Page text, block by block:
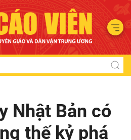
Nhật Bản có
thế kỷ phá